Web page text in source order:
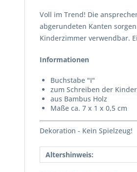
Voll im Trend! Die
abgerundeten Kanten
Kinderzimmer verwendbar.
Informationen
Buchstabe "I"
zum Schreiben der
aus Bambus Holz
Maße ca. 7 x 1 x 0,5 cm
Dekoration - Kein Spielzeug!
Altershinweis: